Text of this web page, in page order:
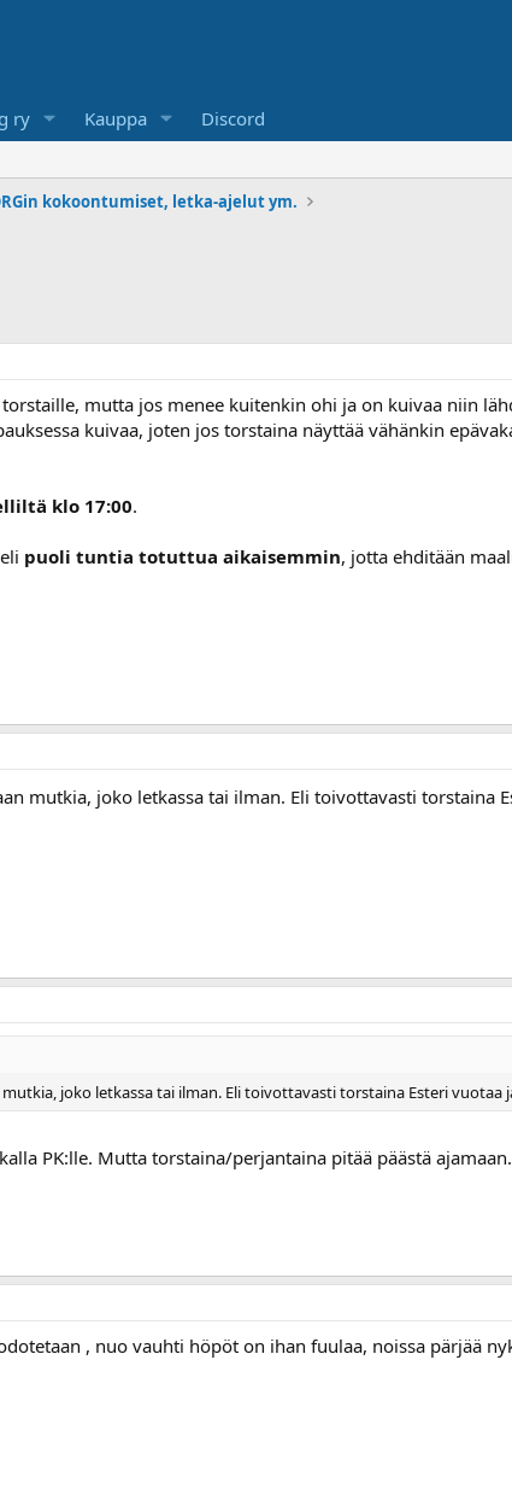
ry Kauppa Discord
kokoontumiset, letka-ajelut ym.
mutta jos menee kuitenkin ohi ja on kuivaa niin
kuivaa, joten jos torstaina näyttää vähänkin
klo 17:00.
puoli tuntia totuttua aikaisemmin, jotta ehditään
mutkia, joko letkassa tai ilman. Eli toivottavasti torstaina
joko letkassa tai ilman. Eli toivottavasti torstaina Esteri vuotaa
PK:lle. Mutta torstaina/perjantaina pitää päästä
, nuo vauhti höpöt on ihan fuulaa, noissa pärjää